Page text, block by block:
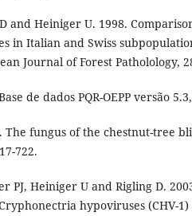
and Heiniger U. 1998.
in Italian and Swiss
Journal of Forest Patholology,
de dados PQR-OEPP versão
The fungus of the chestnut-tree
722.
PJ, Heiniger U and Rigling D.
hypoviruses (CHV-